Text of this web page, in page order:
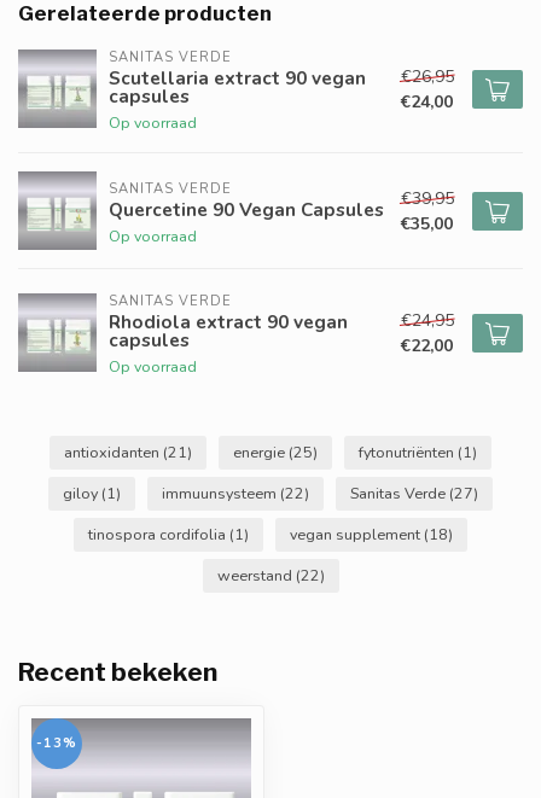
Gerelateerde producten
SANITAS VERDE
Scutellaria extract 90 vegan
capsules
Op voorraad
€26,95
€24,00
SANITAS VERDE
Quercetine 90 Vegan Capsules
Op voorraad
€39,95
€35,00
SANITAS VERDE
Rhodiola extract 90 vegan
capsules
Op voorraad
€24,95
€22,00
antioxidanten (21) energie (25) fytonutriënten (1)
giloy (1) immuunsysteem (22) Sanitas Verde (27)
tinospora cordifolia (1) vegan supplement (18)
weerstand (22)
Recent bekeken
-13%